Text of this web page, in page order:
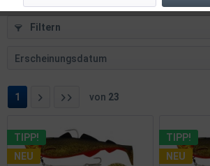
Filtern
1 von 23
TIPP!
NEU
TIPP!
NEU